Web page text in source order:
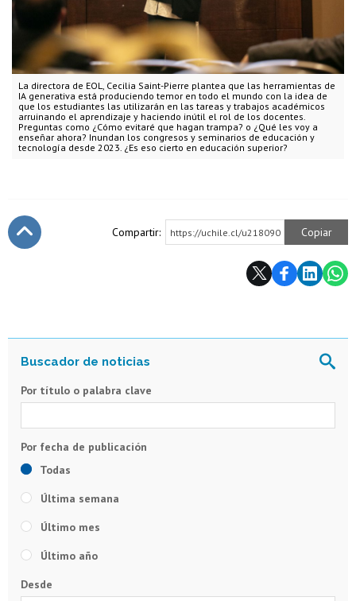
La directora de EOL, Cecilia Saint-Pierre plantea que las herramientas de
IA generativa está produciendo temor en todo el mundo con la idea de
que los estudiantes las utilizarán en las tareas y trabajos académicos
arruinando el aprendizaje y haciendo inútil el rol de los docentes.
Preguntas como ¿Cómo evitaré que hagan trampa? o ¿Qué les voy a
enseñar ahora? Inundan los congresos y seminarios de educación y
tecnología desde 2023. ¿Es eso cierto en educación superior?
Compartir: https://uchile.cl/u218090 Copiar
Por título o palabra clave
Todas
Última semana
Último mes
Último año
Desde